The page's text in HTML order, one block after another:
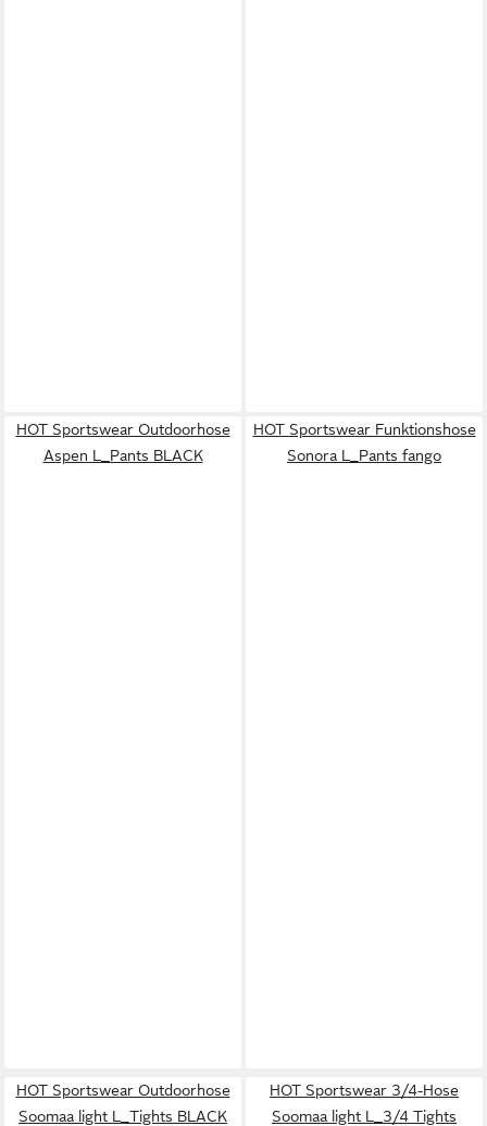
HOT Sportswear Outdoorhose
Aspen L_Pants BLACK
HOT Sportswear Funktionshose
Sonora L_Pants fango
HOT Sportswear Outdoorhose
Soomaa light L_Tights BLACK
HOT Sportswear 3/4-Hose
Soomaa light L_3/4 Tights